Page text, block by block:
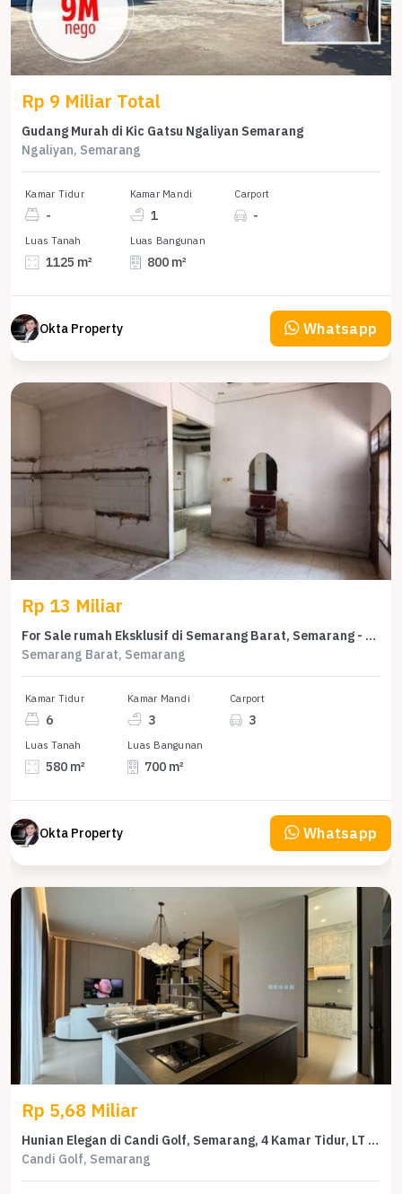
Rp 9 Miliar Total
Gudang Murah di Kic Gatsu Ngaliyan Semarang
Ngaliyan, Semarang
Kamar Tidur
-
Kamar Mandi
1
Carport
-
Luas Tanah
1125 m²
Luas Bangunan
800 m²
Okta Property Whatsapp
Rp 13 Miliar
For Sale rumah Eksklusif di Semarang Barat, Semarang - LT 580m²
Semarang Barat, Semarang
Kamar Tidur
6
Kamar Mandi
3
Carport
3
Luas Tanah
580 m²
Luas Bangunan
700 m²
Okta Property Whatsapp
Rp 5,68 Miliar
Hunian Elegan di Candi Golf, Semarang, 4 Kamar Tidur, LT 234m²
Candi Golf, Semarang